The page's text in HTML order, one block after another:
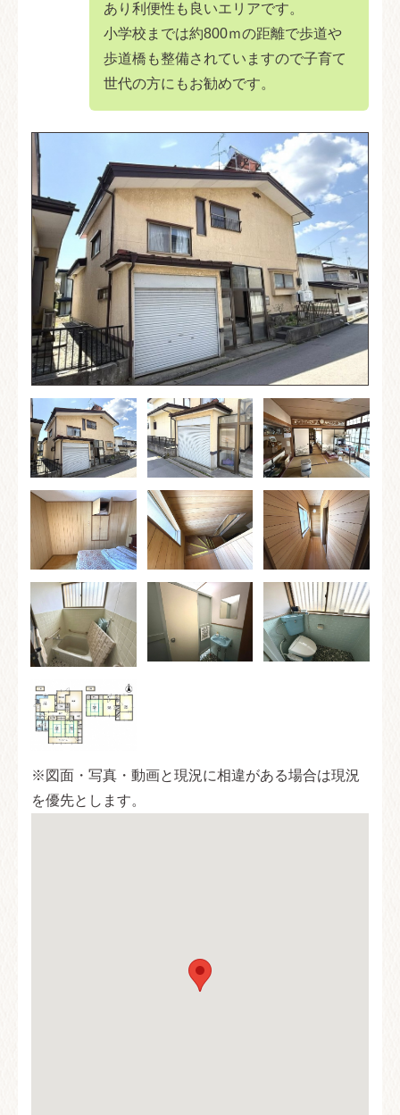
あり利便性も良いエリアです。
小学校までは約800ｍの距離で歩道や
歩道橋も整備されていますので子育て
世代の方にもお勧めです。
※図面・写真・動画と現況に相違がある場合は現況
を優先とします。